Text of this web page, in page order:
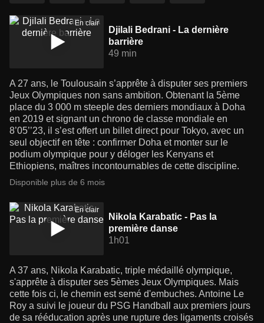
En clair
Djilali Bedrani - La dernière
barrière
49 min
A 27 ans, le Toulousain s’apprête à disputer ses premiers
Jeux Olympiques non sans ambition. Obtenant la 5ème
place du 3 000 m steeple des derniers mondiaux à Doha
en 2019 et signant un chrono de classe mondiale en
8’05’’23, il s’est offert un billet direct pour Tokyo, avec un
seul objectif en tête : confirmer Doha et monter sur le
podium olympique pour y déloger les Kenyans et
Ethiopiens, maîtres incontournables de cette discipline.
Disponible plus de 6 mois
En clair
Nikola Karabatic - Pas la
première danse
1h01
A 37 ans, Nikola Karabatic, triple médaillé olympique,
s'apprête à disputer ses 5èmes Jeux Olympiques. Mais
cette fois ci, le chemin est semé d'embuches. Antoine Le
Roy a suivi le joueur du PSG Handball aux premiers jours
de sa rééducation après une rupture des ligaments croisés